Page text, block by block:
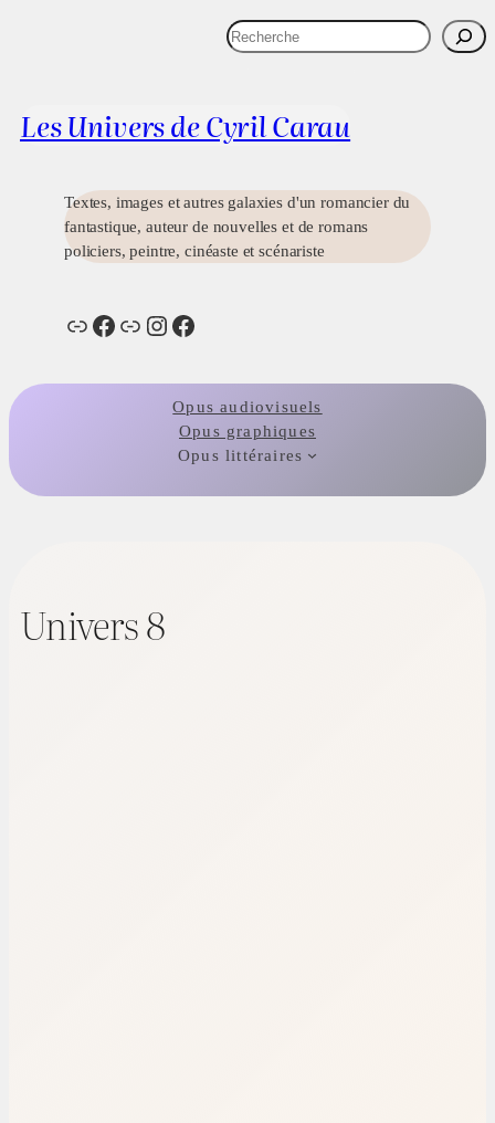
R
e
e
h
e
r
Les Univers de Cyril Carau
Textes, images et autres galaxies d'un romancier du
fantastique, auteur de nouvelles et de romans
policiers, peintre, cinéaste et scénariste
Lien Facebook Lien Instagram Facebook
Opus audiovisuels
Opus graphiques
Opus littéraires
Univers 8